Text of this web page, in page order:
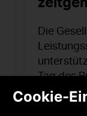
Die
Tag des
dem die
aufruft.
Cookie-